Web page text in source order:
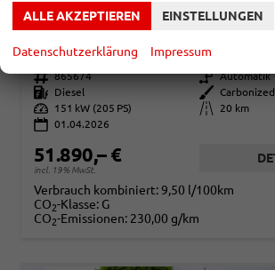
FORD RANGER
Fahrzeugnr. 865674 Getriebe Automatik
Kraftstoff
Diesel Außenfarbe
Leistung
151 kW (205 PS) Kilometerstand
20 km
01.04.2026
51.890,– €
incl. 19% MwSt.
Verbrauch kombiniert: 9,50 l/100km
CO2-Klasse: G
CO2-Emissionen: 230,00 g/km
ALLE AKZEPTIEREN EINSTELLUNGEN
Datenschutzerklärung Impressum